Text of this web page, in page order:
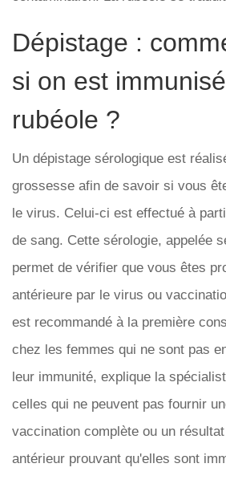
Dépistage :
si on est
rubéole ?
Un dépistage sérologique est
grossesse afin de savoir si vous
le virus. Celui-ci est effectué à
de sang. Cette sérologie, appelée
permet de vérifier que vous êtes
antérieure par le virus ou
est recommandé à la première
chez les femmes qui ne sont pas
leur immunité, explique la
celles qui ne peuvent pas fournir
vaccination complète ou un
antérieur prouvant qu'elles sont